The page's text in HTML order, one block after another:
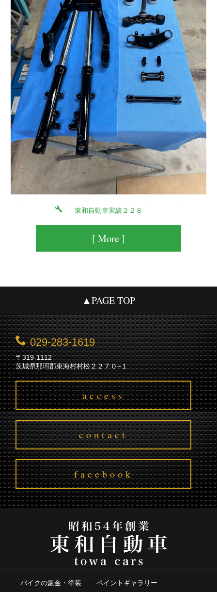
東和自動車実績２２８
[ More ]
▲PAGE TOP
029-283-1619
〒319-1112
茨城県那珂郡東海村村松２２７０−１
access
contact
facebook
バイクの鈑金・塗装 ペイントギャラリー